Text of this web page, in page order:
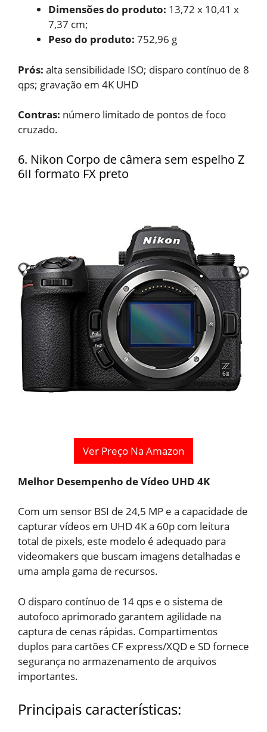
Dimensões do produto: ‎ 13,72 x 10,41 x
7,37 cm;
Peso do produto: 752,96 g
Prós: alta sensibilidade ISO; disparo contínuo de 8
qps; gravação em 4K UHD
Contras: número limitado de pontos de foco
cruzado.
6. Nikon Corpo de câmera sem espelho Z
6II formato FX preto
Ver Preço Na Amazon
Melhor Desempenho de Vídeo UHD 4K
Com um sensor BSI de 24,5 MP e a capacidade de
capturar vídeos em UHD 4K a 60p com leitura
total de pixels, este modelo é adequado para
videomakers que buscam imagens detalhadas e
uma ampla gama de recursos.
O disparo contínuo de 14 qps e o sistema de
autofoco aprimorado garantem agilidade na
captura de cenas rápidas. Compartimentos
duplos para cartões CF express/XQD e SD fornece
segurança no armazenamento de arquivos
importantes.
Principais características: